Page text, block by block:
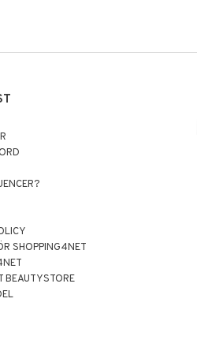
SHOPPING4NET
BEAUTYSTORE